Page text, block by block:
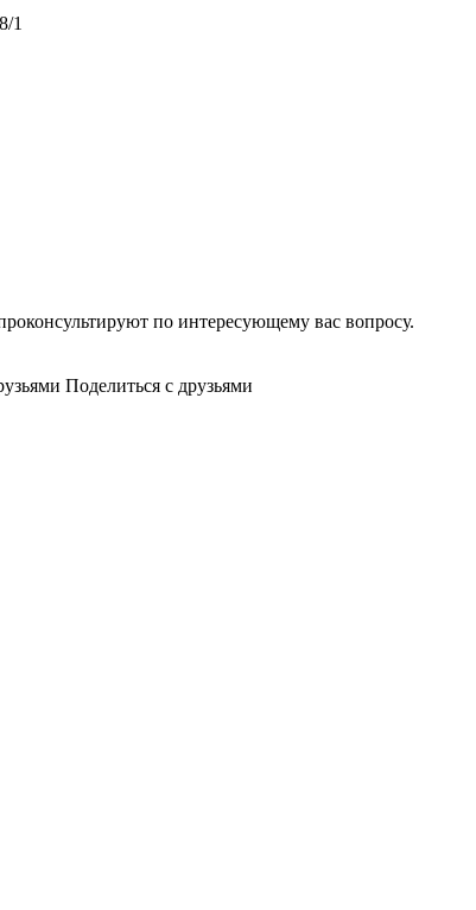
1
по интересующему вас вопросу.
Поделиться с друзьями